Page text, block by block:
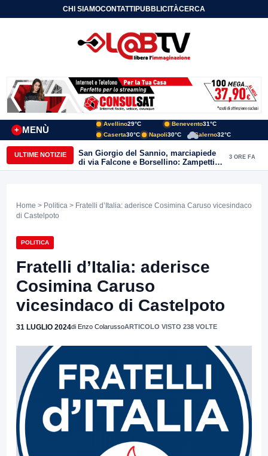
CHI SIAMOCONTATTIPUBBLICITÀCERCA
MENÙ
+
Avellino29°C Benevento31°C
Caserta30°C Napoli30°C Salerno32°C
ULTIME NOTIZIE
San Giorgio del Sannio, marciapiede
di via Falcone e Borsellino: Zampetti e
Lombardi replicano alle polemiche
3 ORE FA
Home > Politica > Fratelli d’Italia: aderisce Cosimina Caruso vicesindaco
di Castelpoto
POLITICA
Fratelli d’Italia: aderisce
Cosimina Caruso
vicesindaco di Castelpoto
31 LUGLIO 2024di Enzo ColarussoARTICOLO VISTO 238 VOLTE